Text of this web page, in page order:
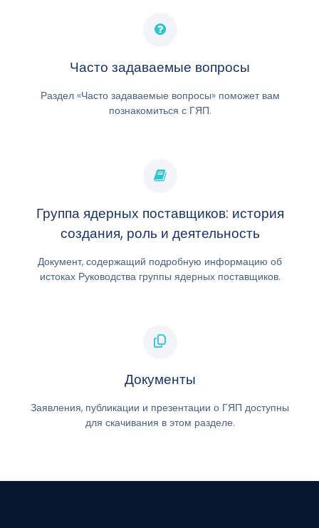
Часто задаваемые вопросы
Раздел «Часто задаваемые вопросы» поможет вам
познакомиться с ГЯП.
Группа ядерных поставщиков: история
создания, роль и деятельность
Документ, содержащий подробную информацию об
истоках Руководства группы ядерных поставщиков.
Документы
Заявления, публикации и презентации о ГЯП доступны
для скачивания в этом разделе.